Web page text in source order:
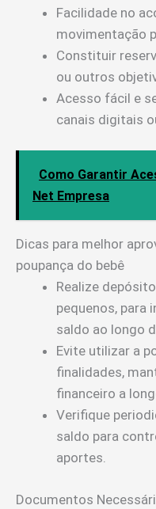
Facilidade no
movimentação
Constituir
ou outros
Acesso fácil e
canais digitais
Como Garantir
Net Empresa
Dicas para melhor
poupança do bebê
Realize
pequenos, para
saldo ao longo
Evite utilizar a
finalidades,
financeiro a
Verifique
saldo para
aportes.
Documentos